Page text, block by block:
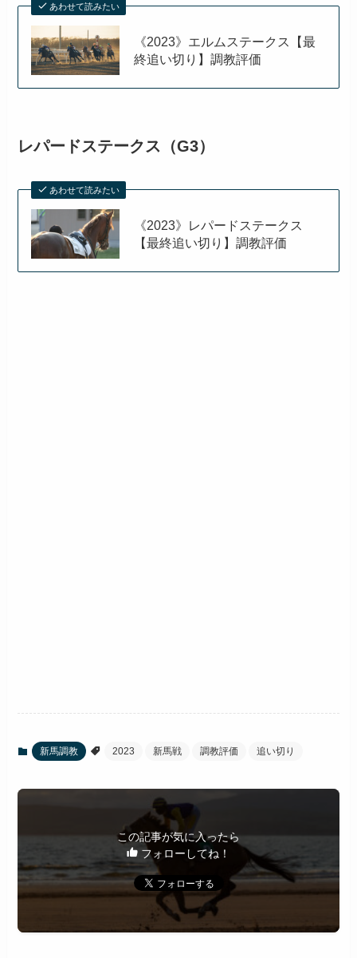
あわせて読みたい
《2023》エルムステークス【最
終追い切り】調教評価
レパードステークス（G3）
あわせて読みたい
《2023》レパードステークス
【最終追い切り】調教評価
新馬調教 2023 新馬戦 調教評価 追い切り
この記事が気に入ったら
フォローしてね！